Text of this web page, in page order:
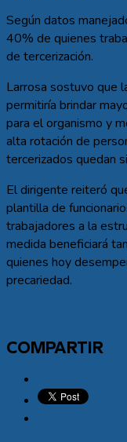
Según datos
40% de quienes
de tercerización.
Larrosa sostuvo que
permitiría brindar
para el organismo y
alta rotación de
tercerizados quedan
El dirigente reiteró
plantilla de
trabajadores a la
medida beneficiará
quienes hoy
precariedad.
COMPARTIR